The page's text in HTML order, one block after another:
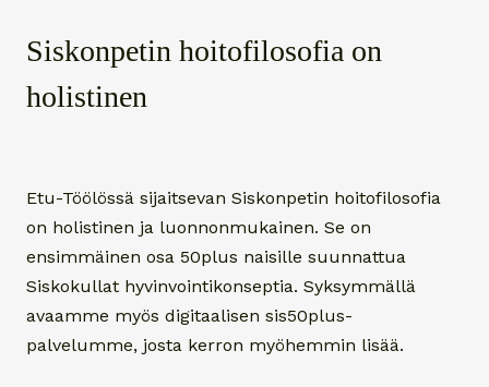
Siskonpetin hoitofilosofia on
holistinen
Etu-Töölössä sijaitsevan Siskonpetin hoitofilosofia
on holistinen ja luonnonmukainen. Se on
ensimmäinen osa 50plus naisille suunnattua
Siskokullat hyvinvointikonseptia. Syksymmällä
avaamme myös digitaalisen sis50plus-
palvelumme, josta kerron myöhemmin lisää.